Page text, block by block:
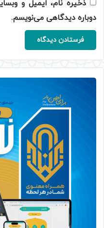
ذخیره نام، ایمیل و
دوباره دیدگاهی می‌نویسم.